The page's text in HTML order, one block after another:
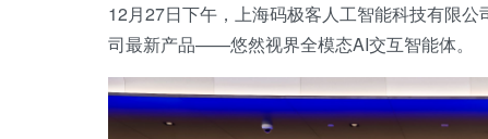
12月27日下午，上海码极客人工智能科技有限
司最新产品——悠然视界全模态AI交互智能体。